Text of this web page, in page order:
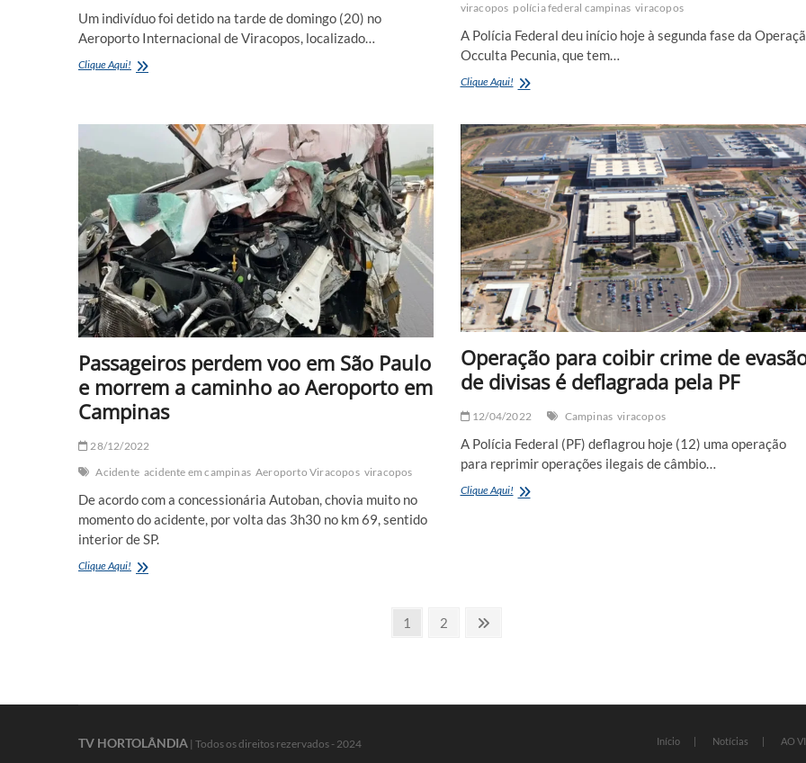
Um indivíduo foi detido na tarde de domingo (20) no
Aeroporto Internacional de Viracopos, localizado…
Clique Aqui! Passageiro
ameaça
bomba
em
avião
de
Viracopos
viracopos polícia federal campinas viracopos
A Polícia Federal deu início hoje à segunda fase da
Occulta Pecunia, que tem…
Clique Aqui!PF
de
dinheiro
roubado
no
Aeroporto
de
Viracopos
Passageiros perdem voo em São Paulo
e morrem a caminho ao Aeroporto em
Campinas
28/12/2022
Acidente acidente em campinas Aeroporto Viracopos viracopos
De acordo com a concessionária Autoban, chovia muito no
momento do acidente, por volta das 3h30 no km 69, sentido
interior de SP.
Clique Aqui! Passageiros
Aeroporto
Operação para coibir crime de
de divisas é deflagrada pela PF
12/04/2022 Campinas viracopos
A Polícia Federal (PF) deflagrou hoje (12) uma operação
para reprimir operações ilegais de câmbio…
Clique Aqui!Operação
Page
1 Page
2
Início Notícias AO
TV HORTOLÂNDIA | Todos os direitos rezervados - 2024